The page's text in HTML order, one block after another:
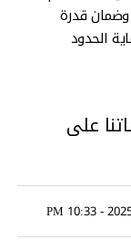
وضمان قدرة
الحدود
على
2025/